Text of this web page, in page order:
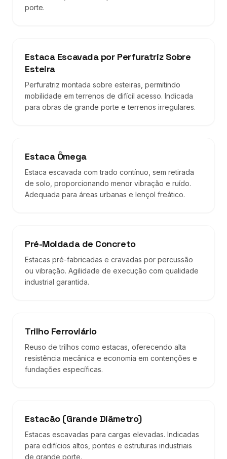
porte.
Estaca Escavada por Perfuratriz Sobre
Esteira
Perfuratriz montada sobre esteiras, permitindo
mobilidade em terrenos de difícil acesso. Indicada
para obras de grande porte e terrenos irregulares.
Estaca Ômega
Estaca escavada com trado contínuo, sem retirada
de solo, proporcionando menor vibração e ruído.
Adequada para áreas urbanas e lençol freático.
Pré-Moldada de Concreto
Estacas pré-fabricadas e cravadas por percussão
ou vibração. Agilidade de execução com qualidade
industrial garantida.
Trilho Ferroviário
Reuso de trilhos como estacas, oferecendo alta
resistência mecânica e economia em contenções e
fundações específicas.
Estacão (Grande Diâmetro)
Estacas escavadas para cargas elevadas. Indicadas
para edifícios altos, pontes e estruturas industriais
de grande porte.